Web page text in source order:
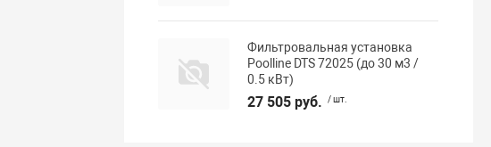
Фильтровальная установка
Poolline DTS 72025 (до 30 м3 /
0.5 кВт)
27 505 руб. / шт.